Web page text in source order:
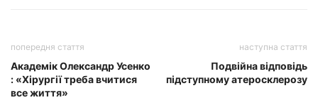
попередня стаття
Академік Олександр Усенко
: «Хірургії треба вчитися
все життя»
наступна стаття
Подвійна відповідь
підступному атеросклерозу